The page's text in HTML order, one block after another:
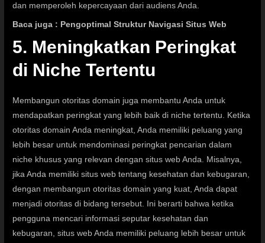
dan memperoleh kepercayaan dari audiens Anda.
Baca juga : Pengoptimal Struktur Navigasi Situs Web
5. Meningkatkan Peringkat
di Niche Tertentu
Membangun otoritas domain juga membantu Anda untuk
mendapatkan peringkat yang lebih baik di niche tertentu. Ketika
otoritas domain Anda meningkat, Anda memiliki peluang yang
lebih besar untuk mendominasi peringkat pencarian dalam
niche khusus yang relevan dengan situs web Anda. Misalnya,
jika Anda memiliki situs web tentang kesehatan dan kebugaran,
dengan membangun otoritas domain yang kuat, Anda dapat
menjadi otoritas di bidang tersebut. Ini berarti bahwa ketika
pengguna mencari informasi seputar kesehatan dan
kebugaran, situs web Anda memiliki peluang lebih besar untuk